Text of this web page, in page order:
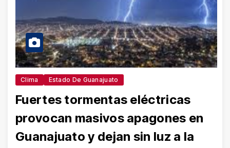
Clima Estado De Guanajuato
Fuertes tormentas eléctricas
provocan masivos apagones en
Guanajuato y dejan sin luz a la